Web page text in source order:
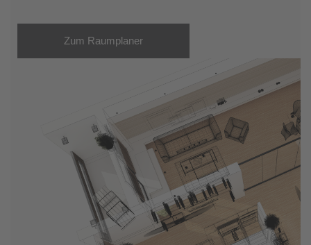
Zum Raumplaner